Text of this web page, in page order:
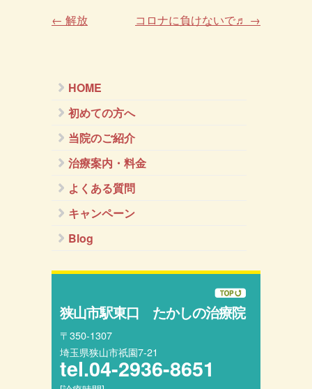
← 解放 コロナに負けないで♬ →
HOME
初めての方へ
当院のご紹介
治療案内・料金
よくある質問
キャンペーン
Blog
狭山市駅東口 たかしの治療院
〒350-1307
埼玉県狭山市祇園7-21
tel.04-2936-8651